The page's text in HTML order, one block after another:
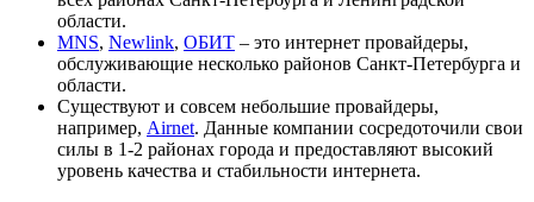
области.
MNS, Newlink, ОБИТ – это интернет провайдеры,
обслуживающие несколько районов Санкт-Петербурга и
области.
Существуют и совсем небольшие провайдеры,
например, Airnet. Данные компании сосредоточили свои
силы в 1-2 районах города и предоставляют высокий
уровень качества и стабильности интернета.